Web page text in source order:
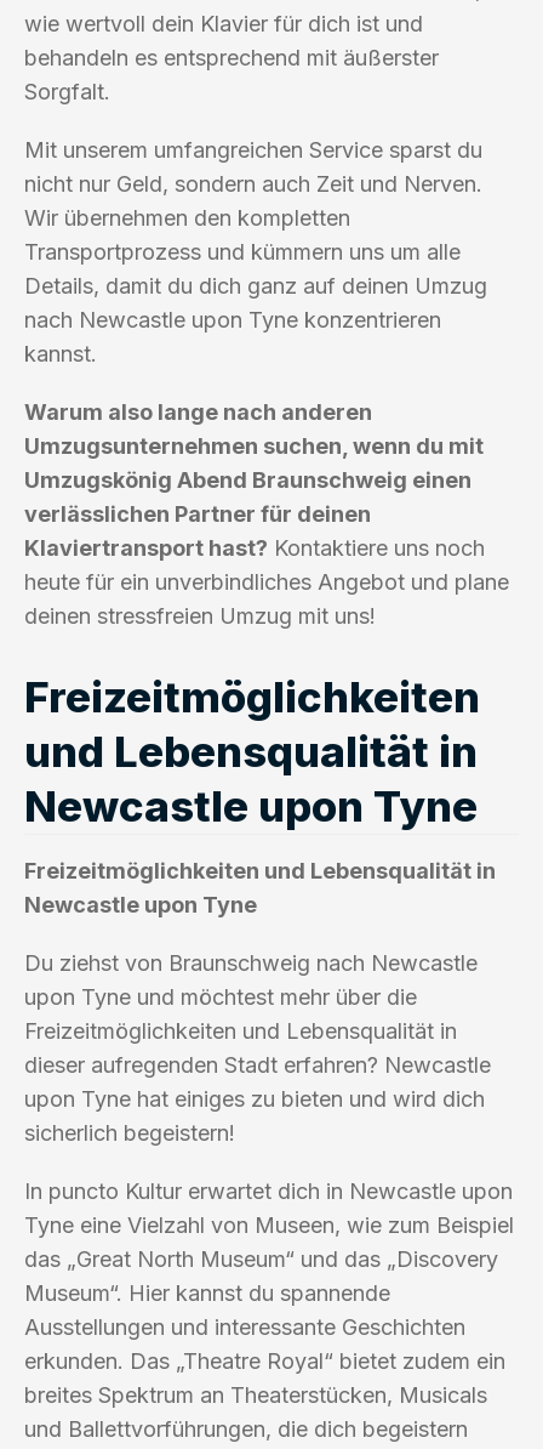
wie wertvoll dein Klavier für dich ist und
behandeln es entsprechend mit äußerster
Sorgfalt.
Mit unserem umfangreichen Service sparst du
nicht nur Geld, sondern auch Zeit und Nerven.
Wir übernehmen den kompletten
Transportprozess und kümmern uns um alle
Details, damit du dich ganz auf deinen Umzug
nach Newcastle upon Tyne konzentrieren
kannst.
Warum also lange nach anderen
Umzugsunternehmen suchen, wenn du mit
Umzugskönig Abend Braunschweig einen
verlässlichen Partner für deinen
Klaviertransport hast? Kontaktiere uns noch
heute für ein unverbindliches Angebot und plane
deinen stressfreien Umzug mit uns!
Freizeitmöglichkeiten
und Lebensqualität in
Newcastle upon Tyne
Freizeitmöglichkeiten und Lebensqualität in
Newcastle upon Tyne
Du ziehst von Braunschweig nach Newcastle
upon Tyne und möchtest mehr über die
Freizeitmöglichkeiten und Lebensqualität in
dieser aufregenden Stadt erfahren? Newcastle
upon Tyne hat einiges zu bieten und wird dich
sicherlich begeistern!
In puncto Kultur erwartet dich in Newcastle upon
Tyne eine Vielzahl von Museen, wie zum Beispiel
das „Great North Museum“ und das „Discovery
Museum“. Hier kannst du spannende
Ausstellungen und interessante Geschichten
erkunden. Das „Theatre Royal“ bietet zudem ein
breites Spektrum an Theaterstücken, Musicals
und Ballettvorführungen, die dich begeistern